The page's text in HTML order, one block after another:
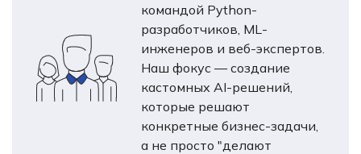
командой Python-
разработчиков, ML-
инженеров и веб-экспертов.
Наш фокус — создание
кастомных AI-решений,
которые решают
конкретные бизнес-задачи,
а не просто "делают